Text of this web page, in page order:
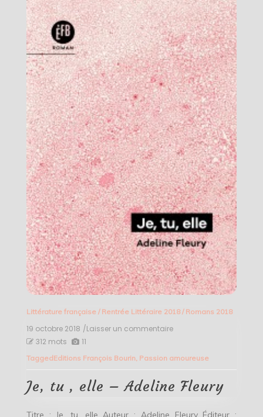
Littérature française/ Rentrée Littéraire 2018/ Romans 2018
19 octobre 2018 /Laisser un commentaireon
,
Adeline
312 mots 11
TaggedEditions François Bourin, Passion amoureuse
Je, tu , elle – Adeline Fleury
Titre : Je, tu, elle Auteur : Adeline Fleury Éditeur :